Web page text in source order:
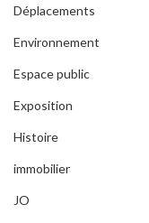
Déplacements
Environnement
Espace public
Exposition
Histoire
immobilier
JO